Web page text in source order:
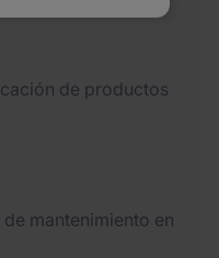
de productos
mantenimiento en